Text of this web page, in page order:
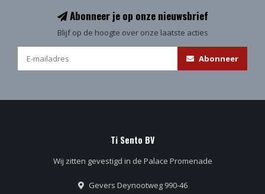
Abonneer je op onze nieuwsbrief
Blijf op de hoogte over onze laatste acties
Abonneer
Ti Sento BV
Wij zitten gevestigd in de Palace Promenade
Gevers Deynootweg 990-46